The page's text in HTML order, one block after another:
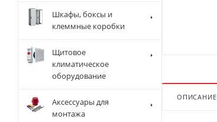
ОПИСАНИЕ
Шкафы, боксы и
клеммные коробки
Щитовое
климатическое
оборудование
Аксессуары для
монтажа